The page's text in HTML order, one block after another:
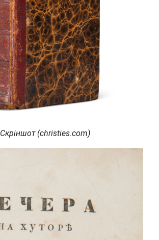
Скріншот (christies.com)